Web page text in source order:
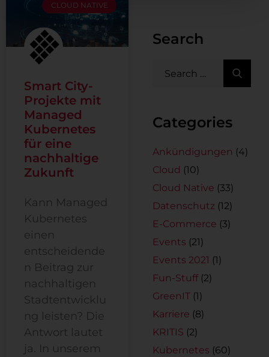
CLOUD NATIVE
Smart City-
Projekte mit
Managed
Kubernetes
für eine
nachhaltige
Zukunft
Kann Managed
Kubernetes
einen
entscheidende
n Beitrag zur
nachhaltigen
Stadtentwicklu
ng leisten? Die
Antwort lautet
ja. In unserem
Search
Categories
Ankündigungen (4)
Cloud (10)
Cloud Native (33)
Datenschutz (12)
E-Commerce (3)
Events (21)
Events 2021 (1)
Fun-Stuff (2)
GreenIT (1)
Karriere (8)
KRITIS (2)
Kubernetes (60)